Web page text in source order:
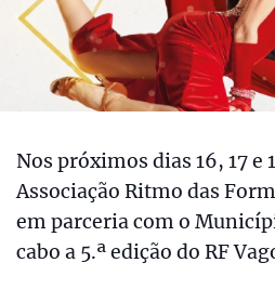
Nos próximos dias 16, 17 e
Associação Ritmo das
em parceria com o
cabo a 5.ª edição do RF